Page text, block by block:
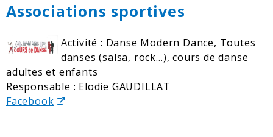
Associations sportives
Activité : Danse Modern Dance, Toutes
danses (salsa, rock…), cours de danse
adultes et enfants
Responsable : Elodie GAUDILLAT
Facebook